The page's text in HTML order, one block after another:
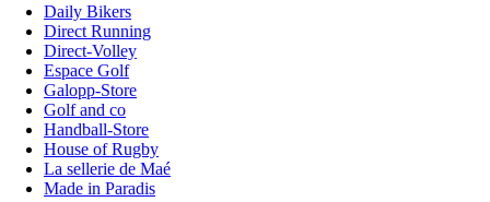
Daily Bikers
Direct Running
Direct-Volley
Espace Golf
Galopp-Store
Golf and co
Handball-Store
House of Rugby
La sellerie de Maé
Made in Paradis